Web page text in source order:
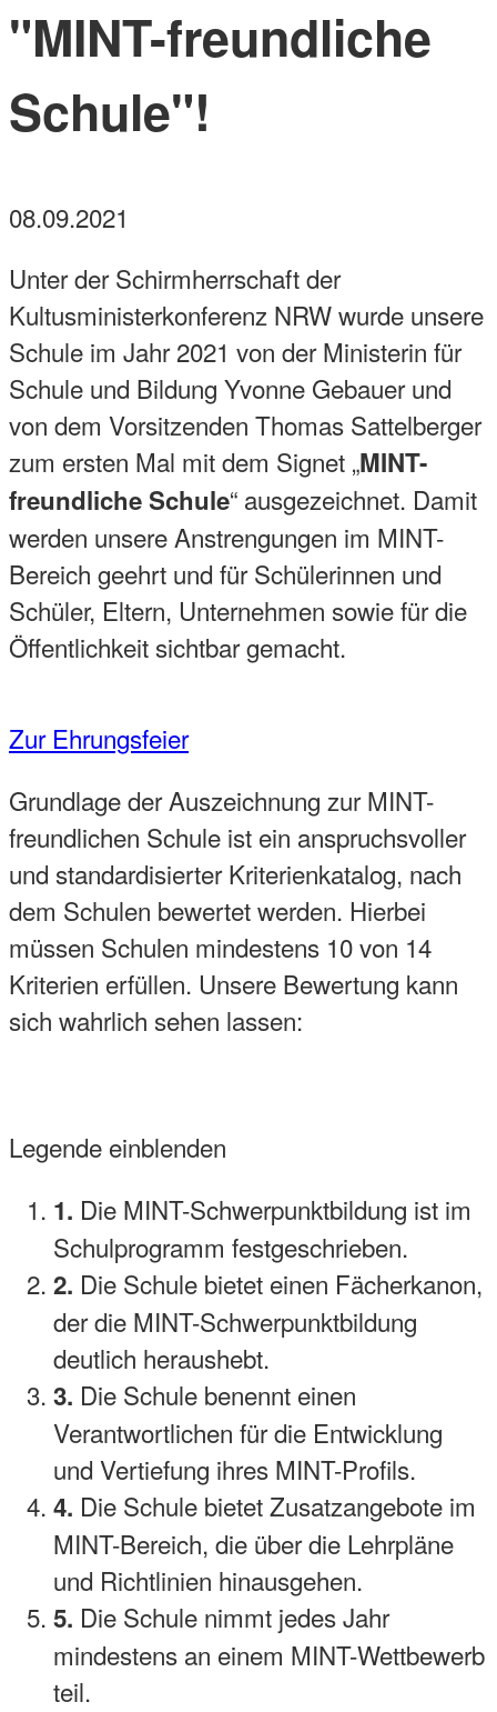
"MINT-freundliche
Schule"!
08.09.2021
Unter der Schirmherrschaft der
Kultusministerkonferenz NRW wurde unsere
Schule im Jahr 2021 von der Ministerin für
Schule und Bildung Yvonne Gebauer und
von dem Vorsitzenden Thomas Sattelberger
zum ersten Mal mit dem Signet „MINT-
freundliche Schule“ ausgezeichnet. Damit
werden unsere Anstrengungen im MINT-
Bereich geehrt und für Schülerinnen und
Schüler, Eltern, Unternehmen sowie für die
Öffentlichkeit sichtbar gemacht.
Zur Ehrungsfeier
Grundlage der Auszeichnung zur MINT-
freundlichen Schule ist ein anspruchsvoller
und standardisierter Kriterienkatalog, nach
dem Schulen bewertet werden. Hierbei
müssen Schulen mindestens 10 von 14
Kriterien erfüllen. Unsere Bewertung kann
sich wahrlich sehen lassen:
Legende einblenden
1. Die MINT-Schwerpunktbildung ist im
Schulprogramm festgeschrieben.
2. Die Schule bietet einen Fächerkanon,
der die MINT-Schwerpunktbildung
deutlich heraushebt.
3. Die Schule benennt einen
Verantwortlichen für die Entwicklung
und Vertiefung ihres MINT-Profils.
4. Die Schule bietet Zusatzangebote im
MINT-Bereich, die über die Lehrpläne
und Richtlinien hinausgehen.
5. Die Schule nimmt jedes Jahr
mindestens an einem MINT-Wettbewerb
teil.